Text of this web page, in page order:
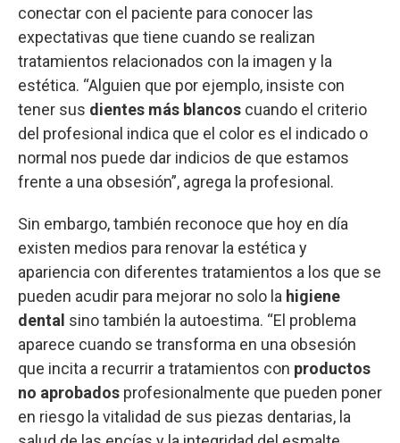
conectar con el paciente para conocer las
expectativas que tiene cuando se realizan
tratamientos relacionados con la imagen y la
estética. “Alguien que por ejemplo, insiste con
tener sus dientes más blancos cuando el criterio
del profesional indica que el color es el indicado o
normal nos puede dar indicios de que estamos
frente a una obsesión”, agrega la profesional.
Sin embargo, también reconoce que hoy en día
existen medios para renovar la estética y
apariencia con diferentes tratamientos a los que se
pueden acudir para mejorar no solo la higiene
dental sino también la autoestima. “El problema
aparece cuando se transforma en una obsesión
que incita a recurrir a tratamientos con productos
no aprobados profesionalmente que pueden poner
en riesgo la vitalidad de sus piezas dentarias, la